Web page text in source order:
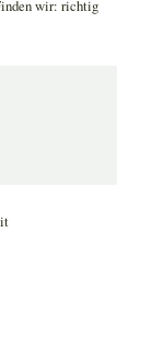
wir: richtig